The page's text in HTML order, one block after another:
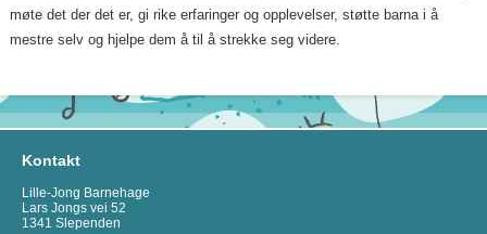
møte det der det er, gi rike erfaringer og opplevelser, støtte barna i å
mestre selv og hjelpe dem å til å strekke seg videre.
Kontakt
Lille-Jong Barnehage
Lars Jongs vei 52
1341 Slependen